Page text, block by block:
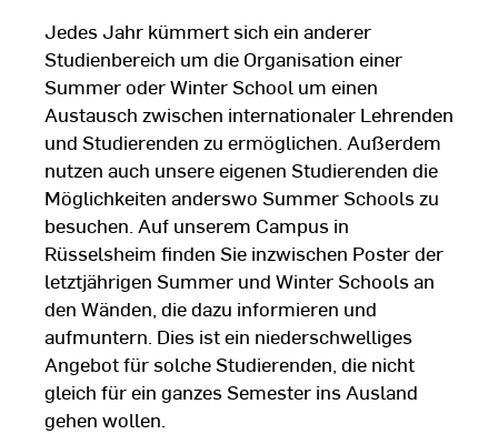
Jedes Jahr kümmert sich ein anderer
Studienbereich um die Organisation einer
Summer oder Winter School um einen
Austausch zwischen internationaler Lehrenden
und Studierenden zu ermöglichen. Außerdem
nutzen auch unsere eigenen Studierenden die
Möglichkeiten anderswo Summer Schools zu
besuchen. Auf unserem Campus in
Rüsselsheim finden Sie inzwischen Poster der
letztjährigen Summer und Winter Schools an
den Wänden, die dazu informieren und
aufmuntern. Dies ist ein niederschwelliges
Angebot für solche Studierenden, die nicht
gleich für ein ganzes Semester ins Ausland
gehen wollen.